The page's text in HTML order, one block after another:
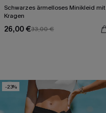
Schwarzes ärmelloses Minikleid mit
Kragen
26,00 €33,00 €
-23%